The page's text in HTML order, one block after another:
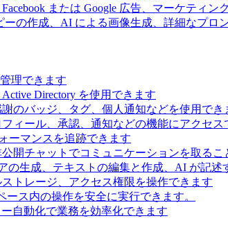
または Google 広告、マーケティ
の作成、AI による画像生成、詳細なプロ
理できます
Directory を使用できます
のバッジ、タグ、個人通知などを使用でき
ィール、承認、通知などの機能にアクセス
ーマンスを追跡できます
開チャットでコミュニケーションを取るこ
の生成、テキストの編集と作成、AI が記
トレージ、アクセス権限を操作できます
ス内の操作を安全に実行できます。
自動化で業務を効率化できます